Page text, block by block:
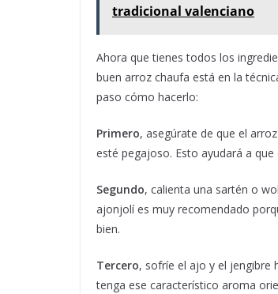
tradicional valenciano
Ahora que tienes todos los
buen arroz chaufa está en la
paso cómo hacerlo:
Primero, asegúrate de que el
esté pegajoso. Esto ayudará a
Segundo, calienta una sartén o
ajonjolí es muy recomendado
bien.
Tercero, sofríe el ajo y el jengibre
tenga ese característico aroma